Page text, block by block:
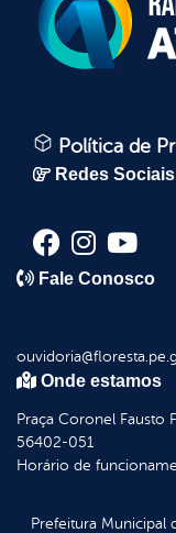
Política de
Redes Sociais
Fale Conosco
Onde estamos
Praça Coronel Fausto
56402-051
Horário de
Prefeitura Municipal